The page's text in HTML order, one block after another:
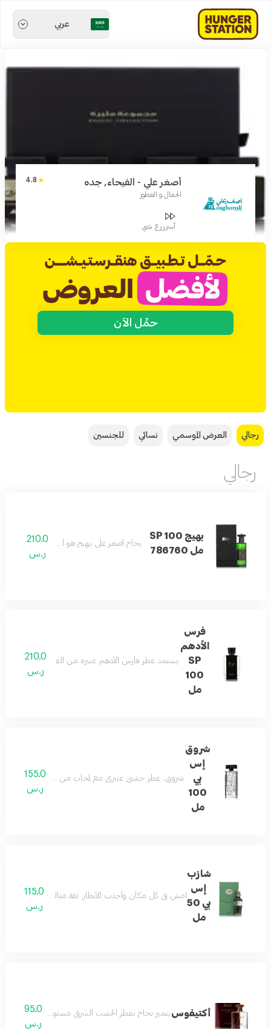
عربي
أصغر علي - الفيحاء, جده
الجمال و العطور
4.8
أسرررع شي
حمِّل الآن
رجالي العرض الموسمي نسائي للجنسين
رجالي
بهيج SP 100
مل 786760
بخاخ أصغر علي بهيج هو الحب التي أسر الأرواح
210.0
ر.س
فرس
الأدهم
SP
100
مل
يستمد عطر فارس الأدهم عبيره من الفوجير والخشب
210.0
ر.س
شروق
إس
بي
100
مل
شروق، عطر خشبي عنبري مع لمحات من الحمضيات ونضارة
155.0
ر.س
شازب
إس
بي 50
مل
امشِ في كل مكان واجذب الأنظار. ثقة مثالية. عطر مثالي
115.0
ر.س
أكتيفوس يتميز بخاخ بعطر الخشب الشرقي مستوحى من الرجال
95.0
ر.س